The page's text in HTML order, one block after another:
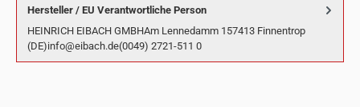
Hersteller / EU Verantwortliche Person
HEINRICH EIBACH GMBHAm Lennedamm 157413 Finnentrop
(DE)info@eibach.de(0049) 2721-511 0